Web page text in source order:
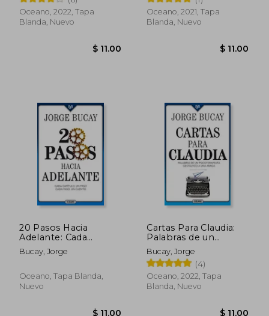
Oceano, 2022, Tapa
Blanda, Nuevo
Oceano, 2021, Tapa
Blanda, Nuevo
20 Pasos Hacia
Adelante: Cada
Capítulo, Un Paso
Cada Paso, Un Cuento
Bucay, Jorge
Oceano, Tapa Blanda,
Nuevo
Cartas Para Claudia:
Palabras de un
Psicoterapeuta
Gestáltico a una
Amiga - Jorge Bucay
- Libro Físico
Bucay, Jorge
(4)
Oceano, 2022, Tapa
Blanda, Nuevo